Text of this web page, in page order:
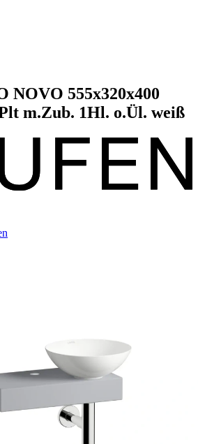
NOVO 555x320x400
m.Zub. 1Hl. o.Ül. weiß